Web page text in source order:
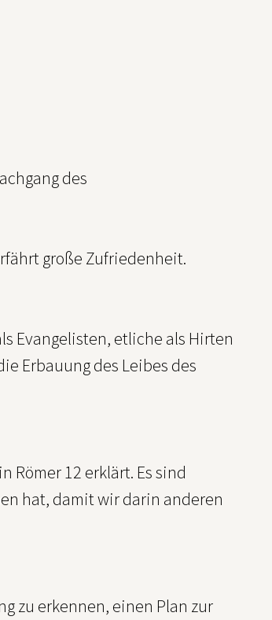
des
große Zufriedenheit.
Evangelisten, etliche als Hirten
Erbauung des Leibes des
Römer 12 erklärt. Es sind
hat, damit wir darin anderen
zu erkennen, einen Plan zur